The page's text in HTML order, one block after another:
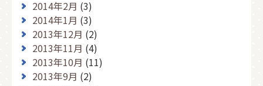
2014年2月 (3)
2014年1月 (3)
2013年12月 (2)
2013年11月 (4)
2013年10月 (11)
2013年9月 (2)